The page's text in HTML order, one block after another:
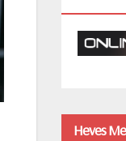
Heves